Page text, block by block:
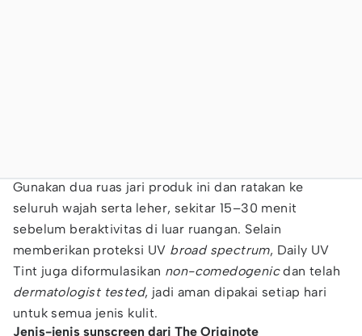
Gunakan dua ruas jari produk ini dan ratakan ke
seluruh wajah serta leher, sekitar 15–30 menit
sebelum beraktivitas di luar ruangan. Selain
memberikan proteksi UV broad spectrum, Daily UV
Tint juga diformulasikan non-comedogenicdan telah
dermatologist tested, jadi aman dipakai setiap hari
untuk semua jenis kulit.
Jenis-jenis sunscreen dari The Originote